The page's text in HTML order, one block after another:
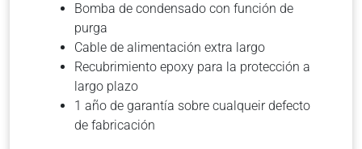
Bomba de condensado con función de
purga
Cable de alimentación extra largo
Recubrimiento epoxy para la protección a
largo plazo
1 año de garantía sobre cualqueir defecto
de fabricación